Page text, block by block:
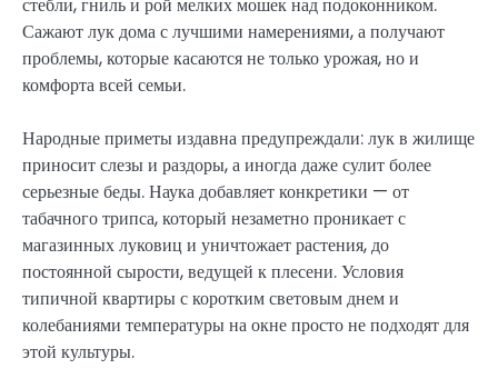
Сажают лук дома с лучшими намерениями, а получают
проблемы, которые касаются не только урожая, но и
комфорта всей семьи.
Народные приметы издавна предупреждали: лук в жилище
приносит слезы и раздоры, а иногда даже сулит более
серьезные беды. Наука добавляет конкретики — от
табачного трипса, который незаметно проникает с
магазинных луковиц и уничтожает растения, до
постоянной сырости, ведущей к плесени. Условия
типичной квартиры с коротким световым днем и
колебаниями температуры на окне просто не подходят для
этой культуры.